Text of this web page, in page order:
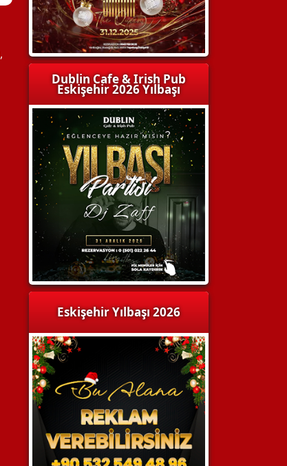
,
Dublin Cafe & Irish Pub
Eskişehir 2026 Yılbaşı
Eskişehir Yılbaşı 2026